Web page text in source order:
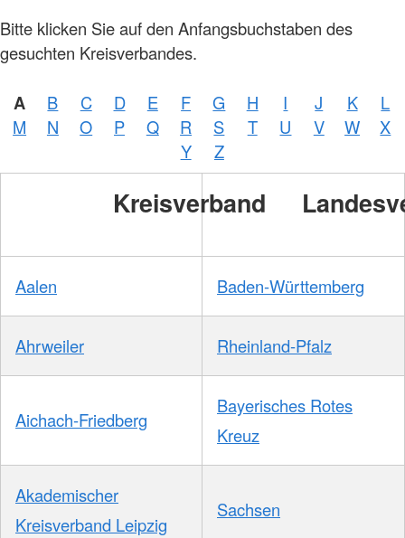
Bitte klicken Sie auf den Anfangsbuchstaben des
gesuchten Kreisverbandes.
A B C D E F G H I J K
L
M
N O P Q R S T U V W
X
Y
Z
Kreisverband
Aalen Baden-Württemberg
Ahrweiler Rheinland-Pfalz
Aichach-Friedberg
Bayerisches Rotes
Kreuz
Akademischer
Kreisverband Leipzig
Sachsen